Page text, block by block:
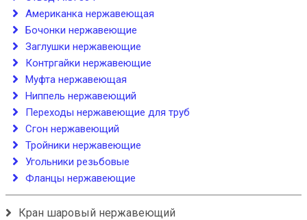
Американка нержавеющая
Бочонки нержавеющие
Заглушки нержавеющие
Контргайки нержавеющие
Муфта нержавеющая
Ниппель нержавеющий
Переходы нержавеющие для труб
Сгон нержавеющий
Тройники нержавеющие
Угольники резьбовые
Фланцы нержавеющие
Кран шаровый нержавеющий